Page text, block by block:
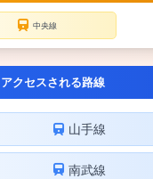
中央線
クセスされる路線
山手線
南武線